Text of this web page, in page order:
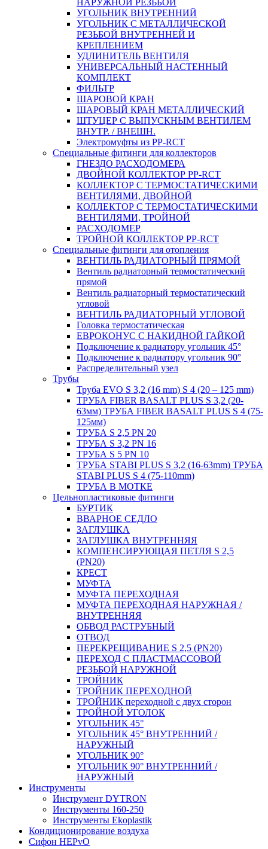
НАРУЖНОЙ РЕЗЬБОЙ
УГОЛЬНИК ВНУТРЕННИЙ
УГОЛЬНИК С МЕТАЛЛИЧЕСКОЙ
РЕЗЬБОЙ ВНУТРЕННЕЙ И
КРЕПЛЕНИЕМ
УДЛИНИТЕЛЬ ВЕНТИЛЯ
УНИВЕРСАЛЬНЫЙ НАСТЕННЫЙ
КОМПЛЕКТ
ФИЛЬТР
ШАРОВОЙ КРАН
ШАРОВЫЙ КРАН МЕТАЛЛИЧЕСКИЙ
ШТУЦЕР С ВЫПУСКНЫМ ВЕНТИЛЕМ
ВНУТР. / ВНЕШН.
Электромуфты из PP-RCT
Специальные фитинги для коллекторов
ГНЕЗДО РАСХОДОМЕРА
ДВОЙНОЙ КОЛЛЕКТОР PP-RCT
КОЛЛЕКТОР С ТЕРМОСТАТИЧЕСКИМИ
ВЕНТИЛЯМИ, ДВОЙНОЙ
КОЛЛЕКТОР С ТЕРМОСТАТИЧЕСКИМИ
ВЕНТИЛЯМИ, ТРОЙНОЙ
РАСХОДОМЕР
ТРОЙНОЙ КОЛЛЕКТОР PP-RCT
Специальные фитинги для отопления
ВЕНТИЛЬ РАДИАТОРНЫЙ ПРЯМОЙ
Вентиль радиаторный термостатический
прямой
Вентиль радиаторный термостатический
угловой
ВЕНТИЛЬ РАДИАТОРНЫЙ УГЛОВОЙ
Головка термостатическая
ЕВРОКОНУС С НАКИДНОЙ ГАЙКОЙ
Подключение к радиатору угольник 45°
Подключение к радиатору угольник 90°
Распределительный узел
Трубы
Труба EVO S 3,2 (16 mm) S 4 (20 – 125 mm)
ТРУБА FIBER BASALT PLUS S 3,2 (20-
63мм) ТРУБА FIBER BASALT PLUS S 4 (75-
125мм)
ТРУБА S 2,5 PN 20
ТРУБА S 3,2 PN 16
ТРУБА S 5 PN 10
ТРУБА STABI PLUS S 3,2 (16-63mm) ТРУБА
STABI PLUS S 4 (75-110mm)
ТРУБА В МОТКЕ
Цельнопластиковые фитинги
БУРТИК
ВВАРНОЕ СЕДЛО
ЗАГЛУШКА
ЗАГЛУШКА ВНУТРЕННЯЯ
КОМПЕНСИРУЮЩАЯ ПЕТЛЯ S 2,5
(PN20)
КРЕСТ
МУФТА
МУФТА ПЕРЕХОДНАЯ
МУФТА ПЕРЕХОДНАЯ НАРУЖНАЯ /
ВНУТРЕННЯЯ
ОБВОД РАСТРУБНЫЙ
ОТВОД
ПЕРЕКРЕЩИВАНИЕ S 2,5 (PN20)
ПЕРЕХОД С ПЛАСТМАССОВОЙ
РЕЗЬБОЙ НАРУЖНОЙ
ТРОЙНИК
ТРОЙНИК ПЕРЕXОДНОЙ
ТРОЙНИК переходной с двух сторон
ТРОЙНОЙ УГОЛОК
УГОЛЬНИК 45°
УГОЛЬНИК 45° ВНУТРЕННИЙ /
НАРУЖНЫЙ
УГОЛЬНИК 90°
УГОЛЬНИК 90° ВНУТРЕННИЙ /
НАРУЖНЫЙ
Инструменты
Инструмент DYTRON
Инструменты 160-250
Инструменты Ekoplastik
Кондиционирование воздуха
Сифон HEPvO